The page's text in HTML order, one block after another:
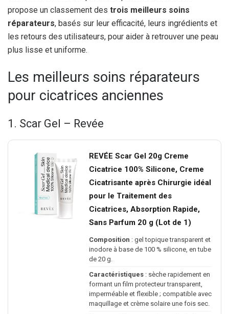
propose un classement des trois meilleurs soins
réparateurs, basés sur leur efficacité, leurs ingrédients et
les retours des utilisateurs, pour aider à retrouver une peau
plus lisse et uniforme.
Les meilleurs soins réparateurs
pour cicatrices anciennes
1. Scar Gel – Revée
REVÉE Scar Gel 20g Creme
Cicatrice 100% Silicone, Creme
Cicatrisante après Chirurgie idéal
pour le Traitement des
Cicatrices, Absorption Rapide,
Sans Parfum 20 g (Lot de 1)
Composition : gel topique transparent et
inodore à base de 100 % silicone, en tube
de 20 g.
Caractéristiques : sèche rapidement en
formant un film protecteur transparent,
imperméable et flexible ; compatible avec
maquillage et crème solaire une fois sec.